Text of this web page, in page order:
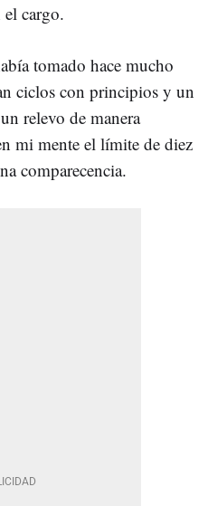
el cargo.
tomado hace mucho
ciclos con principios y un
relevo de manera
mi mente el límite de diez
comparecencia.